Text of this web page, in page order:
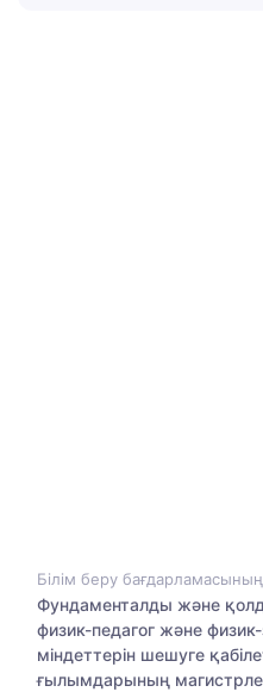
Білім беру
Фундаменталды және
физик-педагог және физик-
міндеттерін шешуге
ғылымдарының